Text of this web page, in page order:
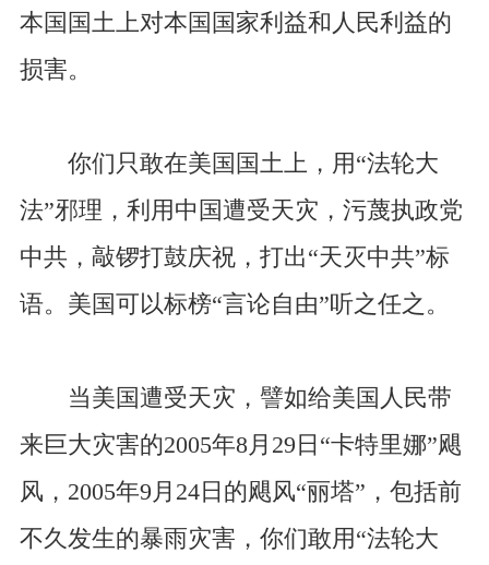
本国国土上对本国国家利益和人民利益的
损害。
你们只敢在美国国土上，用“法轮大
法”邪理，利用中国遭受天灾，污蔑执政党
中共，敲锣打鼓庆祝，打出“天灭中共”标
语。美国可以标榜“言论自由”听之任之。
当美国遭受天灾，譬如给美国人民带
来巨大灾害的2005年8月29日“卡特里娜”飓
风，2005年9月24日的飓风“丽塔”，包括前
不久发生的暴雨灾害，你们敢用“法轮大